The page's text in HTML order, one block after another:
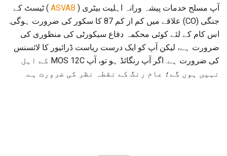
آپ مسلح خدمات پیشہ ورانہ اہلیت بیٹری ( ASVAB ) ٹیسٹ کے
جنگی (CO) علاقے میں کم از کم 87 کا سکور کی ضرورت ہوگی.
اس کام کے لئے کوئی محکمہ دفاع سیکورٹی کی منظوری کی
ضرورت ہے، لیکن آپ کو ایک درست ریاست ڈرائیور کا لائسنس
کی ضرورت ہے. اگر آپ رنگائڈ ہو تو، آپ MOS 12C کے اہل
نہیں ہوں گے؛ عام رنگ کے نقطہ نظر کی ضرورت ہے.